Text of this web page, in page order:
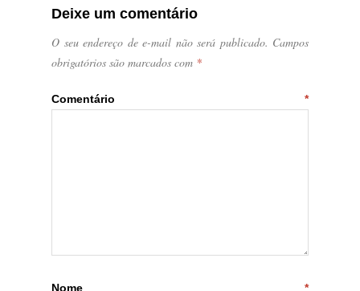
Deixe um comentário
O seu endereço de e-mail não será publicado. Campos
obrigatórios são marcados com *
Comentário *
Nome *